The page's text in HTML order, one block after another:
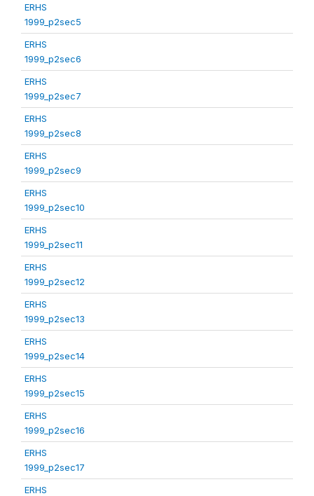
ERHS
1999_p2sec5
ERHS
1999_p2sec6
ERHS
1999_p2sec7
ERHS
1999_p2sec8
ERHS
1999_p2sec9
ERHS
1999_p2sec10
ERHS
1999_p2sec11
ERHS
1999_p2sec12
ERHS
1999_p2sec13
ERHS
1999_p2sec14
ERHS
1999_p2sec15
ERHS
1999_p2sec16
ERHS
1999_p2sec17
ERHS